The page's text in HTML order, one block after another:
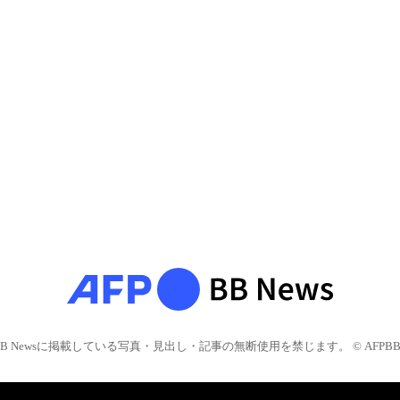
Newsに掲載している写真・見出し・記事の無断使用を禁じます。 © AFPBB